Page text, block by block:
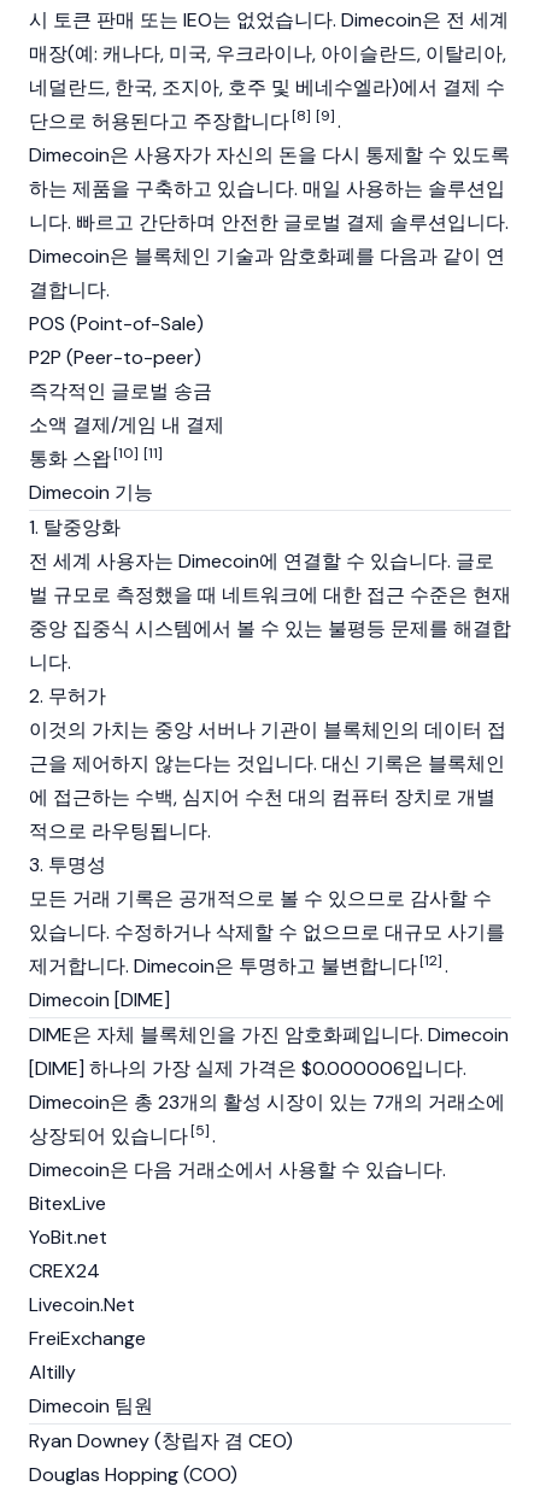
시 토큰 판매 또는 IEO는 없었습니다. Dimecoin은 전 세계
매장(예: 캐나다, 미국, 우크라이나, 아이슬란드, 이탈리아,
네덜란드, 한국, 조지아, 호주 및 베네수엘라)에서 결제 수
단으로 허용된다고 주장합니다[8] [9].
Dimecoin은 사용자가 자신의 돈을 다시 통제할 수 있도록
하는 제품을 구축하고 있습니다. 매일 사용하는 솔루션입
니다. 빠르고 간단하며 안전한 글로벌 결제 솔루션입니다.
Dimecoin은 블록체인 기술과 암호화폐를 다음과 같이 연
결합니다.
POS (Point-of-Sale)
P2P (Peer-to-peer)
즉각적인 글로벌 송금
소액 결제/게임 내 결제
통화 스왑[10] [11]
Dimecoin 기능
1. 탈중앙화
전 세계 사용자는 Dimecoin에 연결할 수 있습니다. 글로
벌 규모로 측정했을 때 네트워크에 대한 접근 수준은 현재
중앙 집중식 시스템에서 볼 수 있는 불평등 문제를 해결합
니다.
2. 무허가
이것의 가치는 중앙 서버나 기관이 블록체인의 데이터 접
근을 제어하지 않는다는 것입니다. 대신 기록은 블록체인
에 접근하는 수백, 심지어 수천 대의 컴퓨터 장치로 개별
적으로 라우팅됩니다.
3. 투명성
모든 거래 기록은 공개적으로 볼 수 있으므로 감사할 수
있습니다. 수정하거나 삭제할 수 없으므로 대규모 사기를
제거합니다. Dimecoin은 투명하고 불변합니다[12].
Dimecoin [DIME]
DIME은 자체 블록체인을 가진 암호화폐입니다. Dimecoin
[DIME] 하나의 가장 실제 가격은 $0.000006입니다.
Dimecoin은 총 23개의 활성 시장이 있는 7개의 거래소에
상장되어 있습니다[5].
Dimecoin은 다음 거래소에서 사용할 수 있습니다.
BitexLive
YoBit.net
CREX24
Livecoin.Net
FreiExchange
Altilly
Dimecoin 팀원
Ryan Downey (창립자 겸 CEO)
Douglas Hopping (COO)